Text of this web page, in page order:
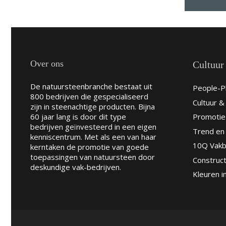
Over ons
De natuursteenbranche bestaat uit
800 bedrijven die gespecialiseerd
zijn in steenachtige producten. Bijna
60 jaar lang is door dit type
bedrijven geïnvesteerd in een eigen
kenniscentrum. Met als een van haar
kerntaken de promotie van goede
toepassingen van natuursteen door
deskundige vak-bedrijven.
Cultuur
People-
Cultuur
Trend
10Q
Kleuren